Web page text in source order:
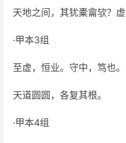
天地之间，其犹橐龠欤？
·甲本3组
至虚，恒业。守中，笃也
天道圆圆，各复其根。
·甲本4组